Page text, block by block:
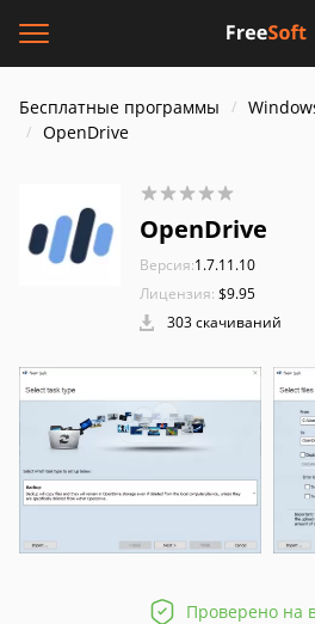
Бесплатные программы
OpenDrive
OpenDrive
Версия:1.7.11.10
Лицензия: $9.95
303 скачиваний
Проверено на